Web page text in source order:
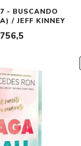
- BUSCANDO
/ JEFF KINNEY